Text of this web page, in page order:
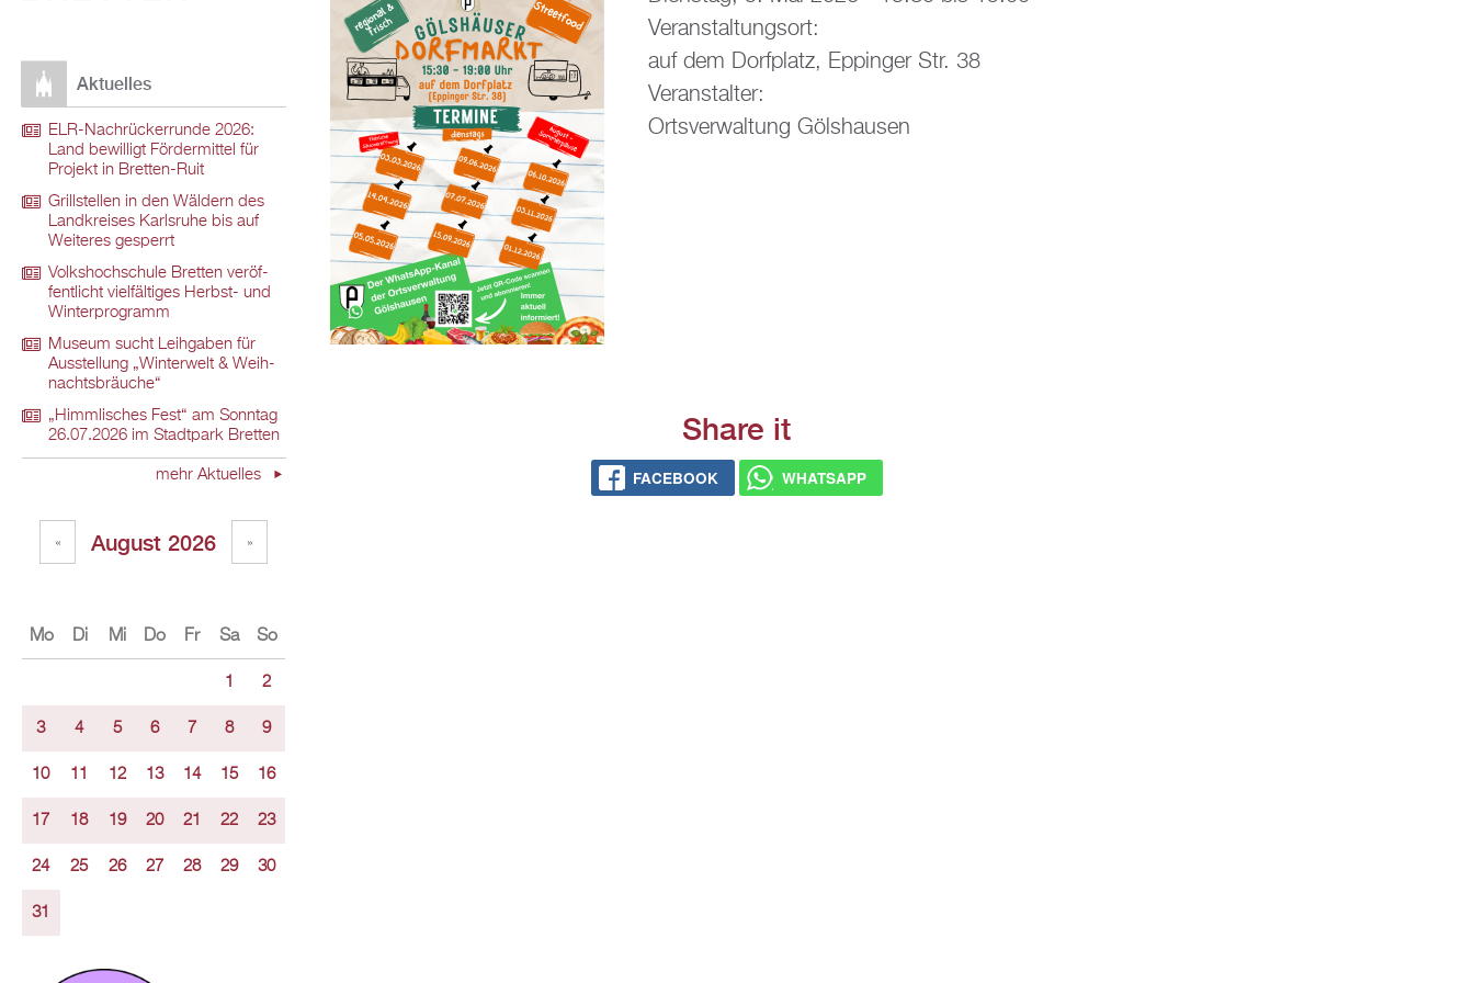
Ver­an­stal­tungs­ort:
auf dem Dorf­platz, Ep­pin­ger Str. 38
Ver­an­stal­ter:
Orts­ver­wal­tung Göls­hau­sen
Share it
FACE­BOOK WHATS­APP
Ak­tu­el­les
ELR-Nach­rü­ck­er­run­de 2026:
Land be­wil­ligt För­der­mit­tel für
Pro­jekt in Brett­en-Ruit
Grill­stel­len in den Wäl­dern des
Land­krei­ses Karls­ru­he bis auf
Wei­te­res ge­sperrt
Volks­hoch­schu­le Brett­en ver­öf­
fent­licht viel­fäl­ti­ges Herbst- und
Win­ter­pro­gramm
Mu­se­um sucht Leih­ga­ben für
Aus­stel­lung „Win­ter­welt & Weih­
nachts­bräu­che“
„Himm­li­sches Fest“ am Sonn­tag
26.07.2026 im Stadt­park Brett­en
mehr Ak­tu­el­les
Au­gust 2026
« »
Mo Di Mi Do Fr Sa So
1 2
3 4 5 6 7 8 9
10 11 12 13 14 15 16
17 18 19 20 21 22 23
24 25 26 27 28 29 30
31